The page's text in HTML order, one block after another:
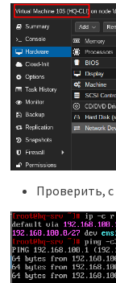
Проверить, с